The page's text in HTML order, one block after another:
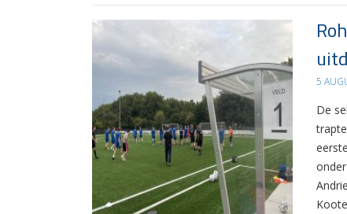
5
De